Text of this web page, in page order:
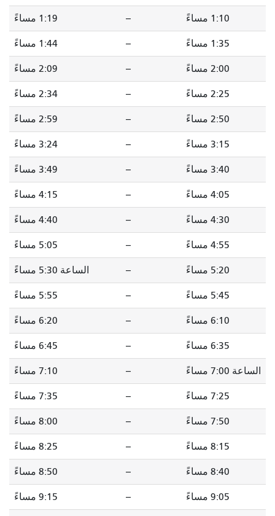
1:10 مساءً -- 1:19 مساءً
1:35 مساءً -- 1:44 مساءً
2:00 مساءً -- 2:09 مساءً
2:25 مساءً -- 2:34 مساءً
2:50 مساءً -- 2:59 مساءً
3:15 مساءً -- 3:24 مساءً
3:40 مساءً -- 3:49 مساءً
4:05 مساءً -- 4:15 مساءً
4:30 مساءً -- 4:40 مساءً
4:55 مساءً -- 5:05 مساءً
5:20 مساءً -- الساعة 5:30 مساءً
5:45 مساءً -- 5:55 مساءً
6:10 مساءً -- 6:20 مساءً
6:35 مساءً -- 6:45 مساءً
الساعة 7:00 مساءً -- 7:10 مساءً
7:25 مساءً -- 7:35 مساءً
7:50 مساءً -- 8:00 مساءً
8:15 مساءً -- 8:25 مساءً
8:40 مساءً -- 8:50 مساءً
9:05 مساءً -- 9:15 مساءً